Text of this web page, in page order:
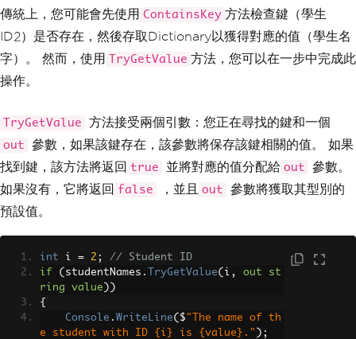
傳統上，您可能會先使用 ContainsKey 方法檢查鍵（學生
ID2）是否存在，然後存取Dictionary以獲得對應的值（學生名
字）。 然而，使用
TryGetValue 方法，您可以在一步中完成此
操作。
TryGetValue 方法接受兩個引數：您正在尋找的鍵和一個
out
參數，如果該鍵存在，該參數將保存該鍵相關的值。 如果
找到鍵，該方法將返回 true 並將對應的值分配給 out
參數。
如果沒有，它將返回 false ，並且 out
參數將獲取其型別的
預設值。
int i = 2 ;
// Student ID
if
( studentNames . TryGetValue( i , out
st
ring
value ))
{
Console . WriteLine( $ "The name of th
e student with ID {i} is {value}." );